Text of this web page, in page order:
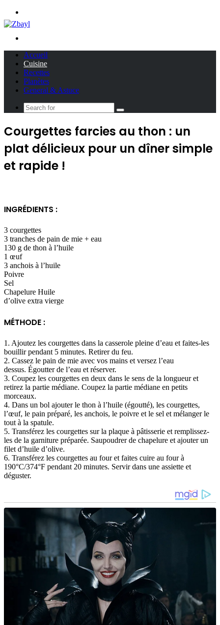
Accueil
Cuisine
Recettes
Planètes
General & Astuce
Search
Courgettes farcies au thon : un
plat délicieux pour un dîner simple
et rapide !
INGRÉDIENTS :
3 courgettes
3 tranches de pain de mie + eau
130 g de thon à l’huile
1 œuf
3 anchois à l’huile
Poivre
Sel
Chapelure Huile
d’olive extra vierge
MÉTHODE :
1. Ajoutez les courgettes dans la casserole pleine d’eau et faites-les
bouillir pendant 5 minutes. Retirer du feu.
2. Cassez le pain de mie avec vos mains et versez l’eau
dessus. Égoutter de l’eau et réserver.
3. Coupez les courgettes en deux dans le sens de la longueur et
retirez la partie médiane. Coupez la partie médiane en petits
morceaux.
4. Dans un bol ajouter le thon à l’huile (égoutté), les courgettes,
l’œuf, le pain préparé, les anchois, le poivre et le sel et mélanger le
tout à la spatule.
5. Transférez les courgettes sur la plaque à pâtisserie et remplissez-
les de la garniture préparée. Saupoudrer de chapelure et ajouter un
filet d’huile d’olive.
6. Transférez les courgettes au four et faites cuire au four à
190°C/374°F pendant 20 minutes. Servir dans une assiette et
déguster.